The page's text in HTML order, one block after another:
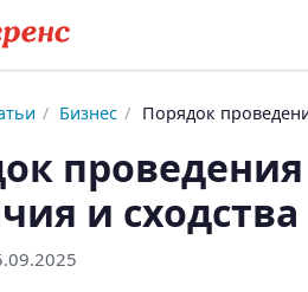
/ Бизнес / Порядок
и сходства